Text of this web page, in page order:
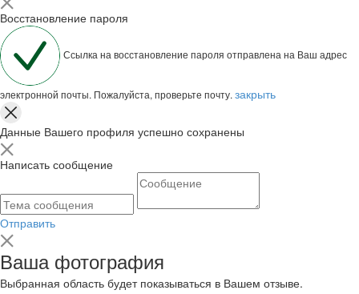
Восстановление пароля
Ссылка на восстановление пароля отправлена на Ваш адрес
электронной почты. Пожалуйста, проверьте почту. закрыть
Данные Вашего профиля успешно сохранены
Написать сообщение
Отправить
Ваша фотография
Выбранная область будет показываться в Вашем отзыве.